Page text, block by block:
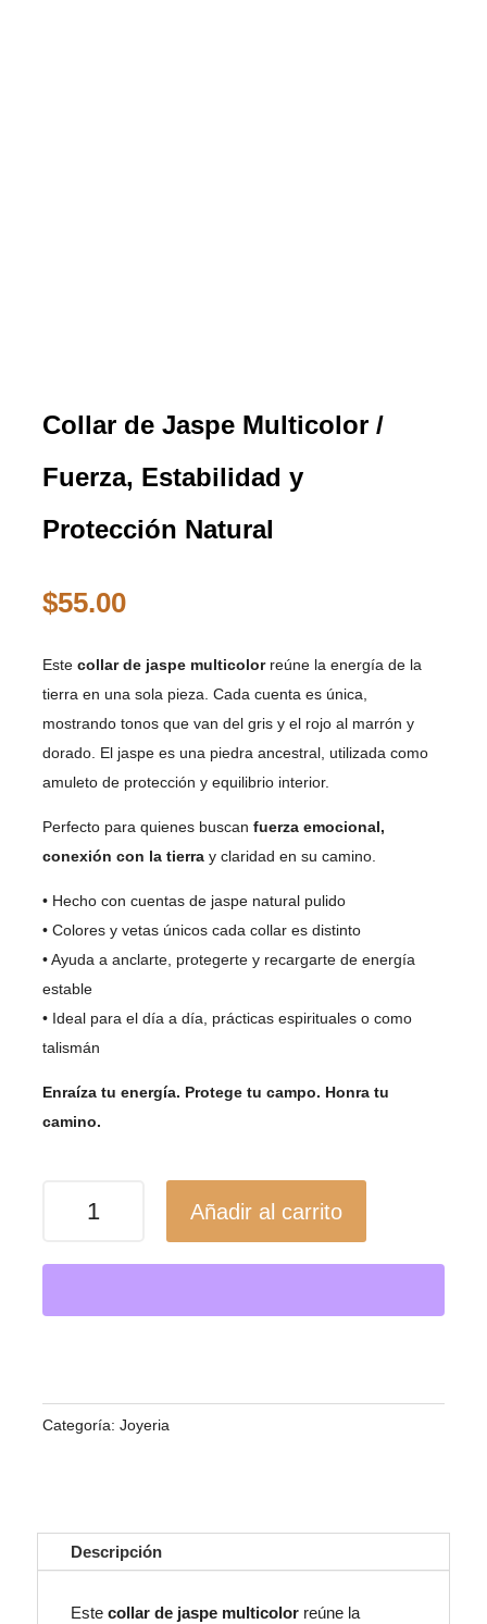
Collar de Jaspe Multicolor /
Fuerza, Estabilidad y
Protección Natural
$55.00
Este collar de jaspe multicolorreúne la energía de la
tierra en una sola pieza. Cada cuenta es única,
mostrando tonos que van del gris y el rojo al marrón y
dorado. El jaspe es una piedra ancestral, utilizada como
amuleto de protección y equilibrio interior.
Perfecto para quienes buscan fuerza emocional,
conexión con la tierray claridad en su camino.
• Hecho con cuentas de jaspe natural pulido
• Colores y vetas únicos cada collar es distinto
• Ayuda a anclarte, protegerte y recargarte de energía
estable
• Ideal para el día a día, prácticas espirituales o como
talismán
Enraíza tu energía. Protege tu campo. Honra tu
camino.
/
y
Protección
Añadir al carrito
Categoría: Joyeria
Descripción
Este collar de jaspe multicolorreúne la